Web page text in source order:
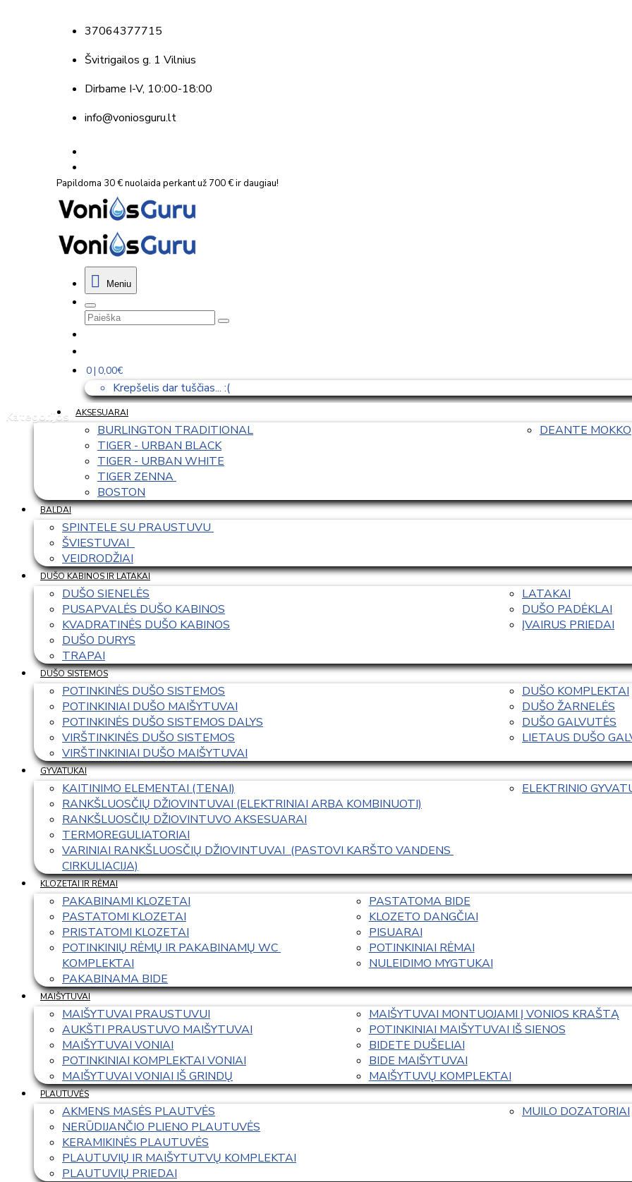
37064377715
Švitrigailos g. 1 Vilnius
Dirbame I-V, 10:00-18:00
info@voniosguru.lt
Papildoma 30 € nuolaida perkant už 700 € ir daugiau!
Meniu
0 | 0,00€
Krepšelis dar tuščias... :(
Kategorijos
AKSESUARAI
BURLINGTON TRADITIONAL
TIGER - URBAN BLACK
TIGER - URBAN WHITE
TIGER ZENNA
BOSTON
DEANTE MOKKO
BALDAI
SPINTELE SU PRAUSTUVU
ŠVIESTUVAI
VEIDRODŽIAI
DUŠO KABINOS IR LATAKAI
DUŠO SIENELĖS
PUSAPVALĖS DUŠO KABINOS
KVADRATINĖS DUŠO KABINOS
DUŠO DURYS
TRAPAI
LATAKAI
DUŠO PADĖKLAI
ĮVAIRUS PRIEDAI
DUŠO SISTEMOS
POTINKINĖS DUŠO SISTEMOS
POTINKINIAI DUŠO MAIŠYTUVAI
POTINKINĖS DUŠO SISTEMOS DALYS
VIRŠTINKINĖS DUŠO SISTEMOS
VIRŠTINKINIAI DUŠO MAIŠYTUVAI
DUŠO KOMPLEKTAI
DUŠO ŽARNELĖS
DUŠO GALVUTĖS
LIETAUS DUŠO
GYVATUKAI
KAITINIMO ELEMENTAI (TENAI)
RANKŠLUOSČIŲ DŽIOVINTUVAI (ELEKTRINIAI ARBA KOMBINUOTI)
RANKŠLUOSČIŲ DŽIOVINTUVO AKSESUARAI
TERMOREGULIATORIAI
VARINIAI RANKŠLUOSČIŲ DŽIOVINTUVAI  (PASTOVI KARŠTO VANDENS
CIRKULIACIJA)
ELEKTRINIO
KLOZETAI IR RĖMAI
PAKABINAMI KLOZETAI
PASTATOMI KLOZETAI
PRISTATOMI KLOZETAI
POTINKINIŲ RĖMŲ IR PAKABINAMŲ WC
KOMPLEKTAI
PAKABINAMA BIDE
PASTATOMA BIDE
KLOZETO DANGČIAI
PISUARAI
POTINKINIAI RĖMAI
NULEIDIMO MYGTUKAI
MAIŠYTUVAI
MAIŠYTUVAI PRAUSTUVUI
AUKŠTI PRAUSTUVO MAIŠYTUVAI
MAIŠYTUVAI VONIAI
POTINKINIAI KOMPLEKTAI VONIAI
MAIŠYTUVAI VONIAI IŠ GRINDŲ
MAIŠYTUVAI MONTUOJAMI Į VONIOS KRAŠTĄ
POTINKINIAI MAIŠYTUVAI IŠ SIENOS
BIDETE DUŠELIAI
BIDE MAIŠYTUVAI
MAIŠYTUVŲ KOMPLEKTAI
PLAUTUVĖS
AKMENS MASĖS PLAUTVĖS
NERŪDIJANČIO PLIENO PLAUTUVĖS
KERAMIKINĖS PLAUTUVĖS
PLAUTUVIŲ IR MAIŠYTUTVŲ KOMPLEKTAI
PLAUTUVIŲ PRIEDAI
MUILO DOZATORIAI